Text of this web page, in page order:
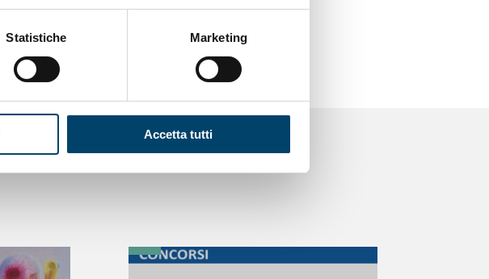
Statistiche Marketing
Accetta tutti